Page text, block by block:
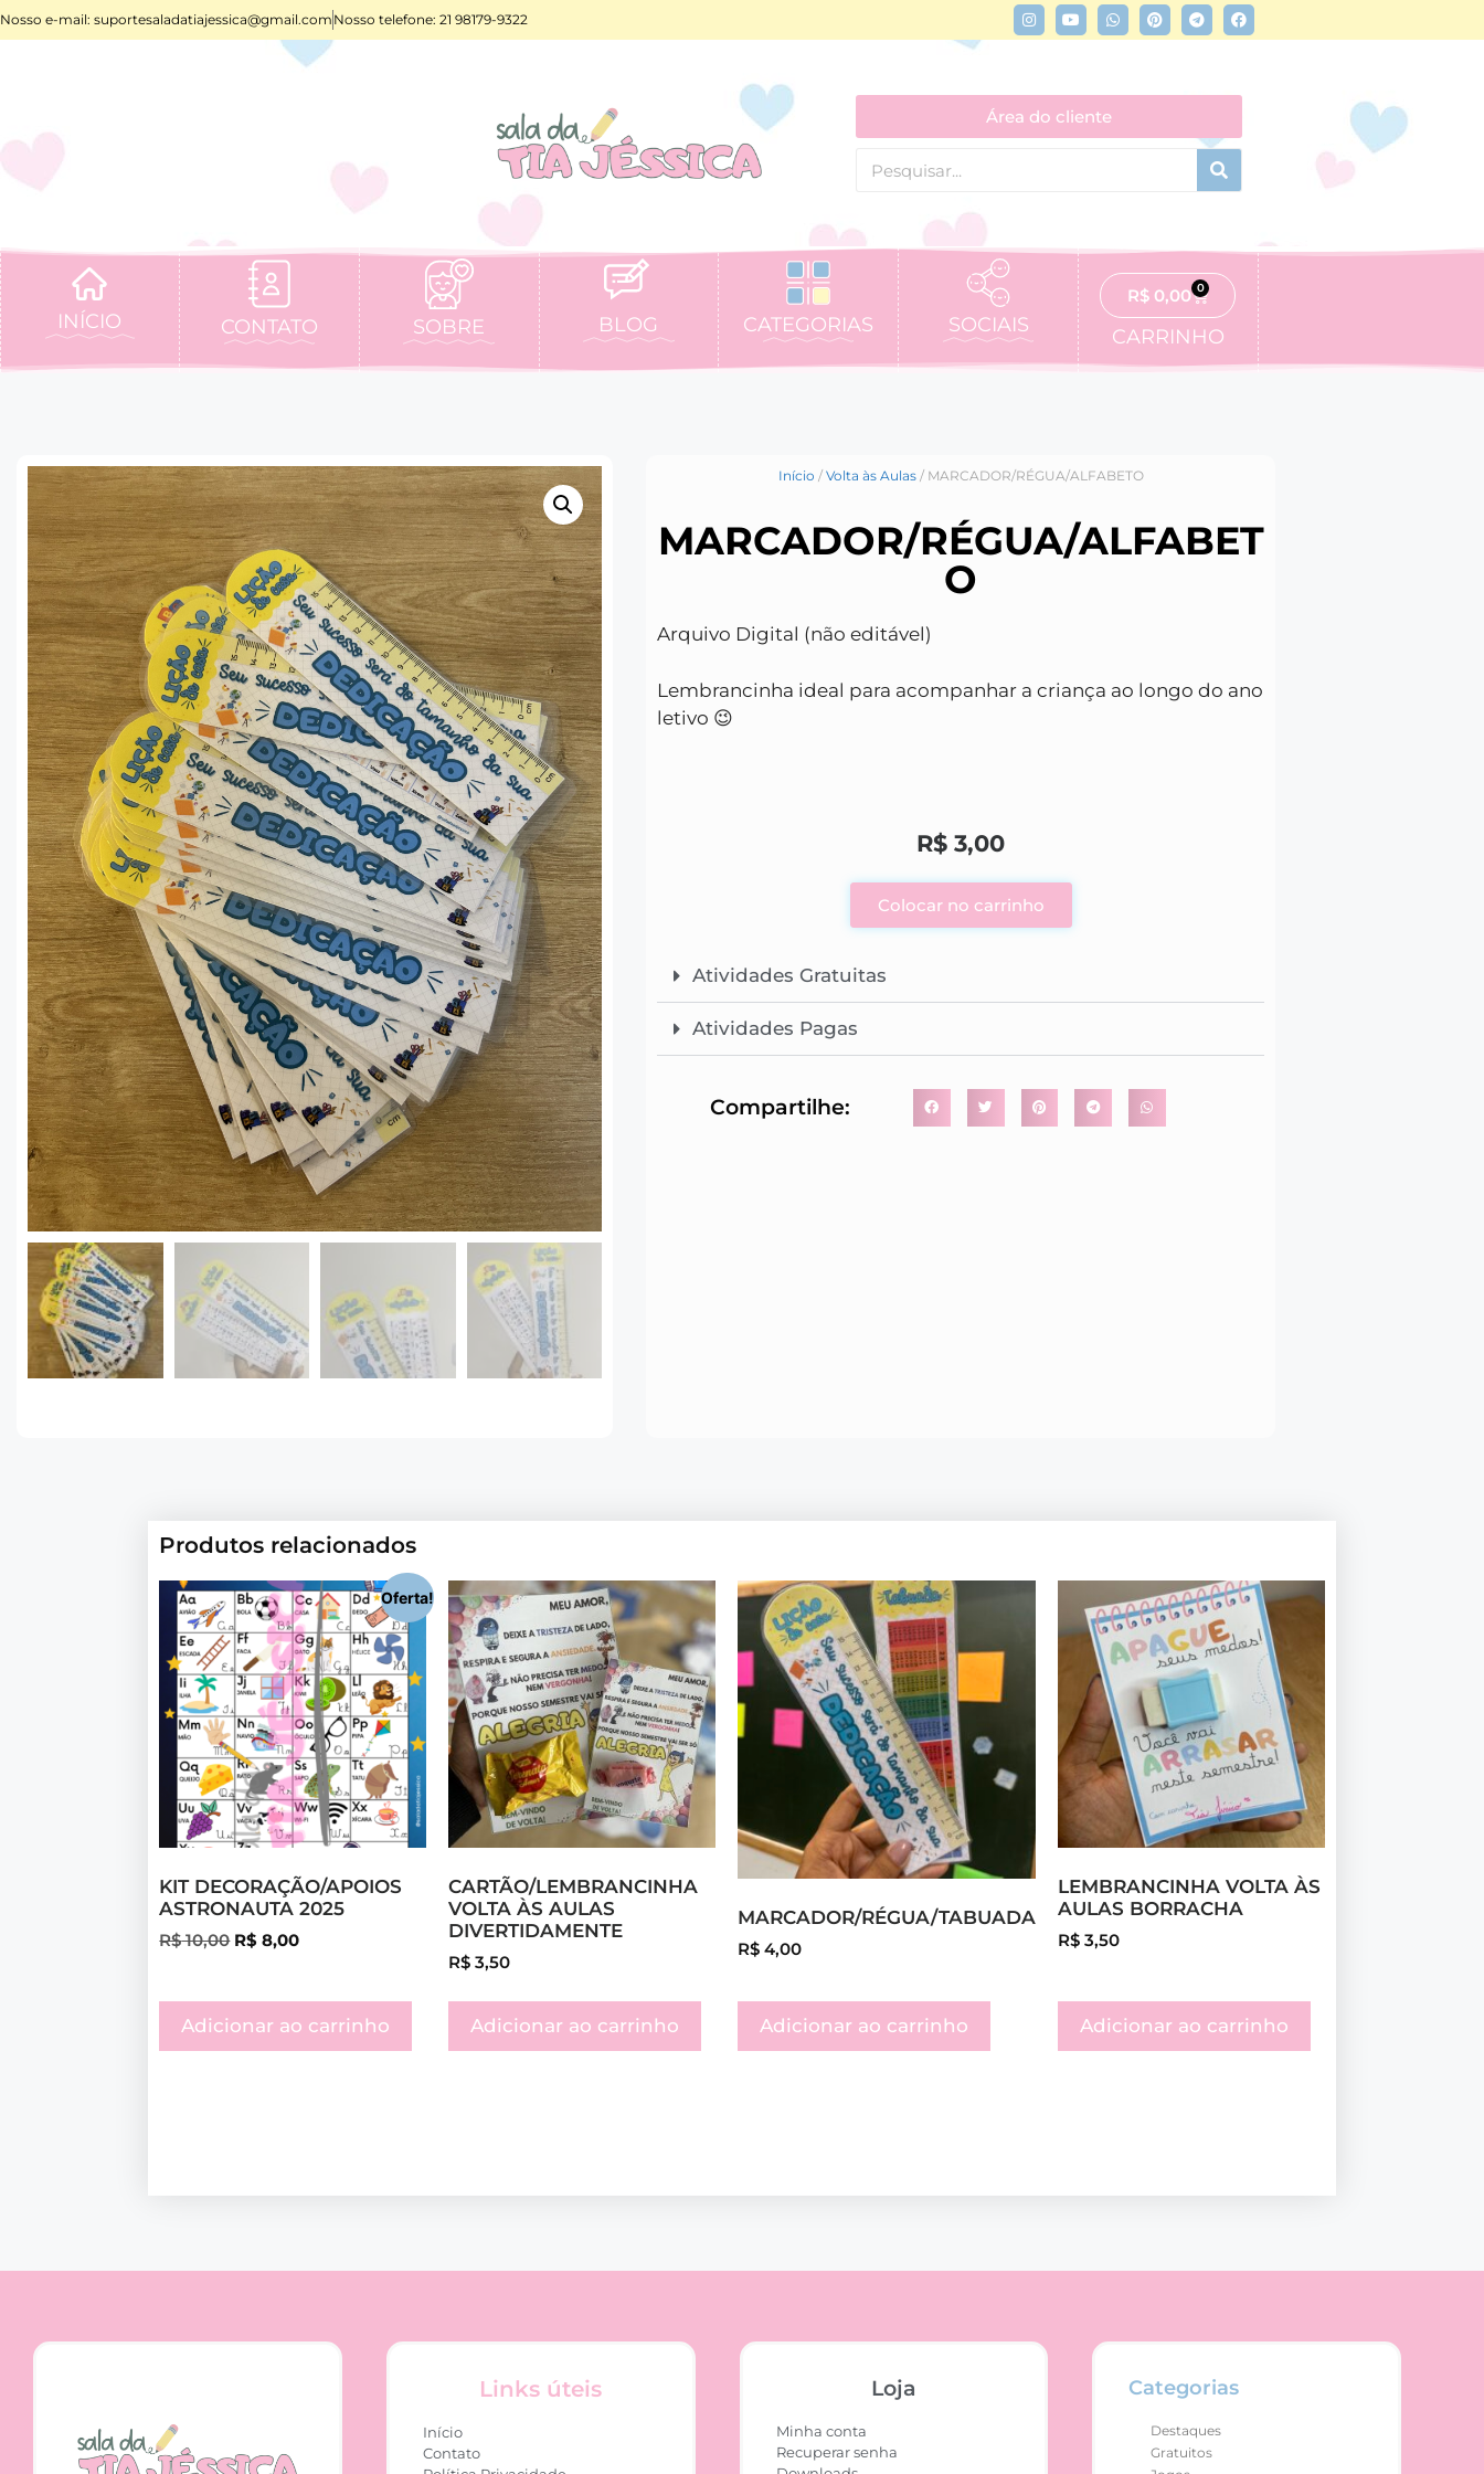
Nosso e-mail: suportesaladatiajessica@gmail.com Nosso telefone: 21 98179-9322
Área do cliente
INÍCIO CONTATO SOBRE BLOG CATEGORIAS SOCIAIS
R$ 0,00 0
CARRINHO
Início / Volta às Aulas/ MARCADOR/RÉGUA/ALFABETO
MARCADOR/RÉGUA/ALFABET
O
Arquivo Digital (não editável)
Lembrancinha ideal para acompanhar a criança ao longo do ano
letivo 😉
R$3,00
Colocar no carrinho
Atividades Gratuitas
Atividades Pagas
Compartilhe:
Produtos relacionados
Oferta!
KIT DECORAÇÃO/APOIOS
ASTRONAUTA 2025
R$10,00 R$ 8,00
Adicionar ao carrinho
CARTÃO/LEMBRANCINHA
VOLTA ÀS AULAS
DIVERTIDAMENTE
R$ 3,50
Adicionar ao carrinho
MARCADOR/RÉGUA/TABUADA
R$4,00
Adicionar ao carrinho
LEMBRANCINHA VOLTA ÀS
AULAS BORRACHA
R$3,50
Adicionar ao carrinho
Links úteis
Início
Contato
Loja
Minha conta
Recuperar senha
Categorias
Destaques
Gratuitos